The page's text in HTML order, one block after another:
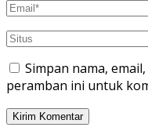
Simpan nama,
peramban ini untuk